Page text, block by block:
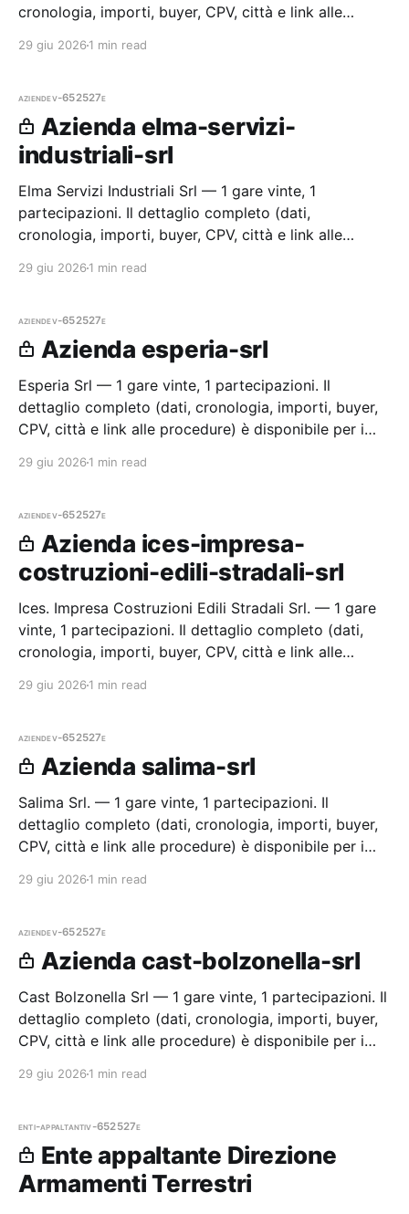
cronologia, importi, buyer, CPV, città e link alle
29 giu 2026 1 min read
aziendev-652527e
Azienda elma-servizi-
industriali-srl
Elma Servizi Industriali Srl — 1 gare vinte, 1
partecipazioni. Il dettaglio completo (dati,
cronologia, importi, buyer, CPV, città e link alle
29 giu 2026 1 min read
aziendev-652527e
Azienda esperia-srl
Esperia Srl — 1 gare vinte, 1 partecipazioni. Il
dettaglio completo (dati, cronologia, importi, buyer,
CPV, città e link alle procedure) è disponibile per i
29 giu 2026 1 min read
aziendev-652527e
Azienda ices-impresa-
costruzioni-edili-stradali-srl
Ices. Impresa Costruzioni Edili Stradali Srl. — 1 gare
vinte, 1 partecipazioni. Il dettaglio completo (dati,
cronologia, importi, buyer, CPV, città e link alle
29 giu 2026 1 min read
aziendev-652527e
Azienda salima-srl
Salima Srl. — 1 gare vinte, 1 partecipazioni. Il
dettaglio completo (dati, cronologia, importi, buyer,
CPV, città e link alle procedure) è disponibile per i
29 giu 2026 1 min read
aziendev-652527e
Azienda cast-bolzonella-srl
Cast Bolzonella Srl — 1 gare vinte, 1 partecipazioni. Il
dettaglio completo (dati, cronologia, importi, buyer,
CPV, città e link alle procedure) è disponibile per i
29 giu 2026 1 min read
enti-appaltantiv-652527e
Ente appaltante Direzione
Armamenti Terrestri